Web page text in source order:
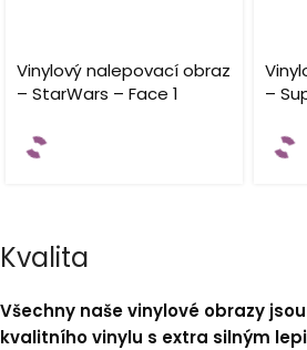
Vinylový nalepovací obraz
– StarWars – Face 1
–
Kvalita
Všechny naše vinylové obrazy
kvalitního vinylu s extra silným